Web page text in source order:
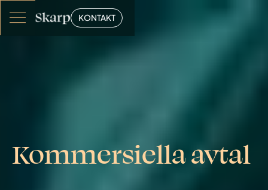
KONTAKT
Kommersiella avtal